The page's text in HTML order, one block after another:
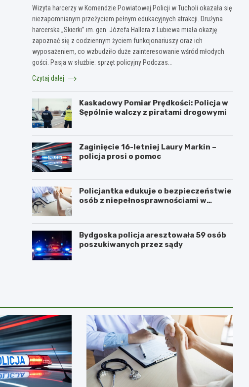
Wizyta harcerzy w Komendzie Powiatowej Policji w Tucholi okazała się
niezapomnianym przeżyciem pełnym edukacyjnych atrakcji. Drużyna
harcerska „Skierki” im. gen. Józefa Hallera z Lubiewa miała okazję
zapoznać się z codziennym życiem funkcjonariuszy oraz ich
wyposażeniem, co wzbudziło duże zainteresowanie wśród młodych
gości. Pasja w służbie: sprzęt policyjny Podczas…
Czytaj dalej
Kaskadowy Pomiar Prędkości: Policja w
Sępólnie walczy z piratami drogowymi
Zaginięcie 16-letniej Laury Markin –
policja prosi o pomoc
Policjantka edukuje o bezpieczeństwie
osób z niepełnosprawnościami w
Bydgoska policja aresztowała 59 osób
poszukiwanych przez sądy